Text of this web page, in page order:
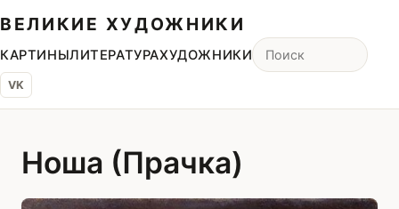
ВЕЛИКИЕ ХУДОЖНИКИ
КАРТИНЫЛИТЕРАТУРАХУДОЖНИКИ
VK
Ноша (Прачка)